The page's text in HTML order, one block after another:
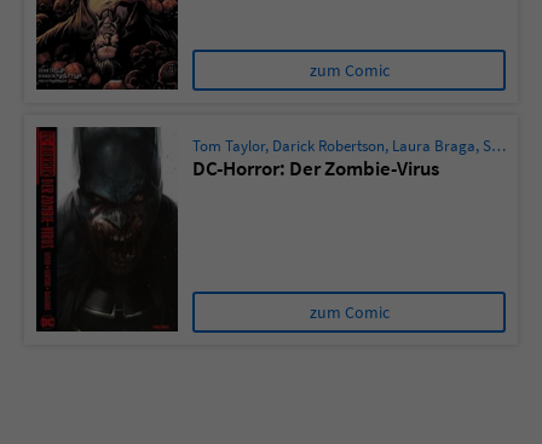
zum Comic
Tom Taylor, Darick Robertson, Laura Braga, Stefano Gaudiano
DC-Horror: Der Zombie-Virus
zum Comic